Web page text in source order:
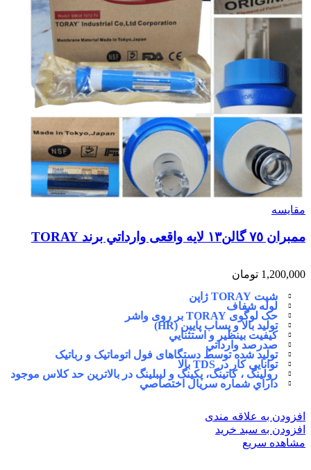
مقایسه
ممبران ٧٥ گالن١٣ لايه واقعی وارداتي برند TORAY
1,200,000 تومان
شيت TORAY ژاپن
لوله شفاف
حک لوگوی TORAY بر روی واشر
توليد بالا و پساب پايين (HR)
كيفيت بينظير و استثنايي
صدرصد وارداتي
توليد شده توسط دستگاهای فول اتوماتیک و رباتیک
توانایی كار در TDS بالا
رولینگ ، کاتینگ، پکینگ و لیبلینگ در بالاترین حد کلاس موجود
داراي شماره سريال اختصاصي
افزودن به علاقه مندی
افزودن به سبد خرید
مشاهده سریع